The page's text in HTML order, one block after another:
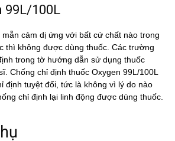
99L/100L
cảm dị ứng với bất cứ chất nào trong
thì không được dùng thuốc. Các trường
trong tờ hướng dẫn sử dụng thuốc
Chống chỉ định thuốc Oxygen 99L/100L
định tuyệt đối, tức là không vì lý do nào
chỉ định lại linh động được dùng thuốc.